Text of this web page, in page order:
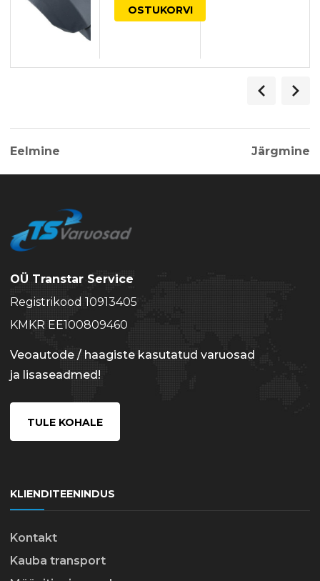
OSTUKORVI
Eelmine Järgmine
OÜ Transtar Service
Registrikood 10913405
KMKR EE100809460
Veoautode / haagiste kasutatud varuosad
ja lisaseadmed!
TULE KOHALE
KLIENDITEENINDUS
Kontakt
Kauba transport